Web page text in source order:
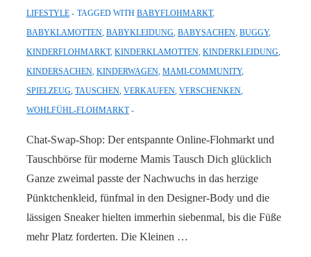
LIFESTYLE
TAGGED WITH BABYFLOHMARKT,
BABYKLAMOTTEN, BABYKLEIDUNG, BABYSACHEN, BUGGY,
KINDERFLOHMARKT, KINDERKLAMOTTEN, KINDERKLEIDUNG,
KINDERSACHEN, KINDERWAGEN, MAMI-COMMUNITY,
SPIELZEUG, TAUSCHEN, VERKAUFEN, VERSCHENKEN,
WOHLFÜHL-FLOHMARKT
Chat-Swap-Shop: Der entspannte Online-Flohmarkt und
Tauschbörse für moderne Mamis Tausch Dich glücklich
Ganze zweimal passte der Nachwuchs in das herzige
Pünktchenkleid, fünfmal in den Designer-Body und die
lässigen Sneaker hielten immerhin siebenmal, bis die Füße
mehr Platz forderten. Die Kleinen …